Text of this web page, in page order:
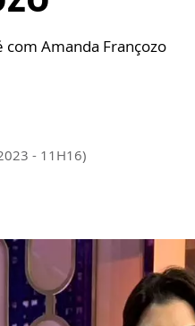
Amanda Françozo
- 11H16)